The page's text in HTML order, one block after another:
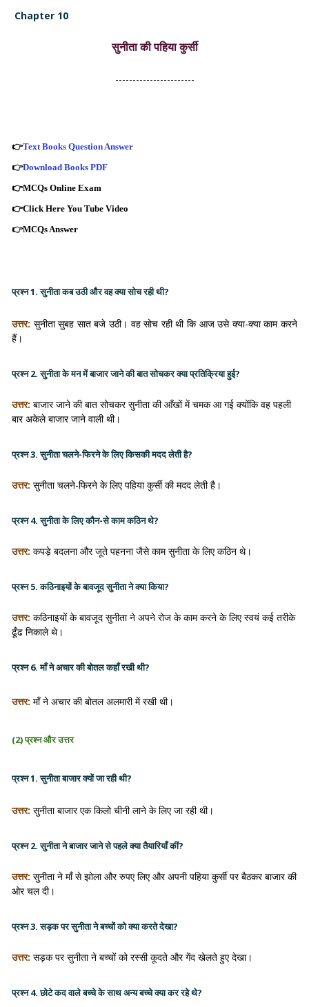
Chapter 10
सुनीता की पहिया कुर्सी
-----------------------
👉Text Books Question Answer
👉Download Books PDF
👉MCQs Online Exam
👉Click Here You Tube Video
👉MCQs Answer
प्रश्न 1. सुनीता कब उठी और वह क्या सोच रही थी?
उत्तर: सुनीता सुबह सात बजे उठी। वह सोच रही थी कि आज उसे क्या-क्या काम करने
हैं।
प्रश्न 2. सुनीता के मन में बाजार जाने की बात सोचकर क्या प्रतिक्रिया हुई?
उत्तर: बाजार जाने की बात सोचकर सुनीता की आँखों में चमक आ गई क्योंकि वह पहली
बार अकेले बाजार जाने वाली थी।
प्रश्न 3. सुनीता चलने-फिरने के लिए किसकी मदद लेती है?
उत्तर: सुनीता चलने-फिरने के लिए पहिया कुर्सी की मदद लेती है।
प्रश्न 4. सुनीता के लिए कौन-से काम कठिन थे?
उत्तर: कपड़े बदलना और जूते पहनना जैसे काम सुनीता के लिए कठिन थे।
प्रश्न 5. कठिनाइयों के बावजूद सुनीता ने क्या किया?
उत्तर: कठिनाइयों के बावजूद सुनीता ने अपने रोज के काम करने के लिए स्वयं कई तरीके
ढूँढ निकाले थे।
प्रश्न 6. माँ ने अचार की बोतल कहाँ रखी थी?
उत्तर: माँ ने अचार की बोतल अलमारी में रखी थी।
(2) प्रश्न और उत्तर
प्रश्न 1. सुनीता बाजार क्यों जा रही थी?
उत्तर: सुनीता बाजार एक किलो चीनी लाने के लिए जा रही थी।
प्रश्न 2. सुनीता ने बाजार जाने से पहले क्या तैयारियाँ कीं?
उत्तर: सुनीता ने माँ से झोला और रुपए लिए और अपनी पहिया कुर्सी पर बैठकर बाजार की
ओर चल दी।
प्रश्न 3. सड़क पर सुनीता ने बच्चों को क्या करते देखा?
उत्तर: सड़क पर सुनीता ने बच्चों को रस्सी कूदते और गेंद खेलते हुए देखा।
प्रश्न 4. छोटे कद वाले बच्चे के साथ अन्य बच्चे क्या कर रहे थे?